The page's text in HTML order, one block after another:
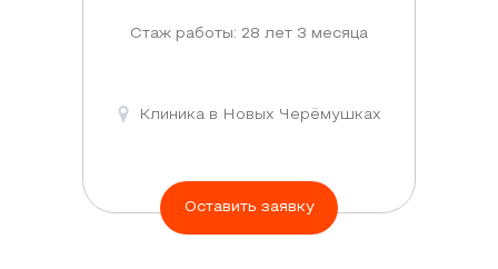
Стаж работы: 28 лет 3 месяца
Клиника в Новых Черёмушках
Оставить заявку